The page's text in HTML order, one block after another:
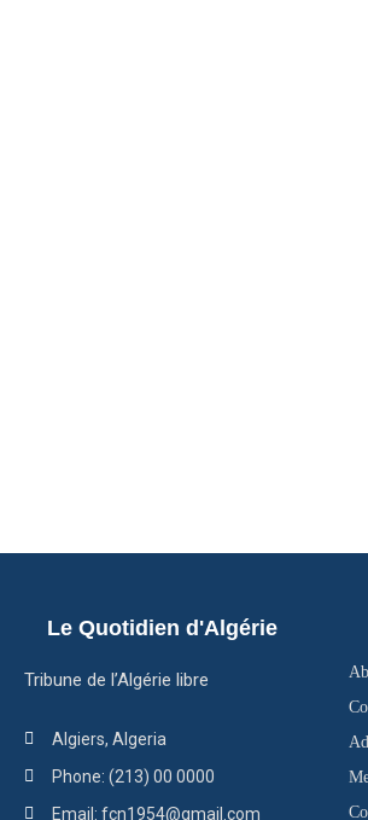
Le Quotidien d'Algérie
Tribune de l’Algérie libre
Algiers, Algeria
Phone: (213) 00 0000
Email: fcn1954@gmail.com